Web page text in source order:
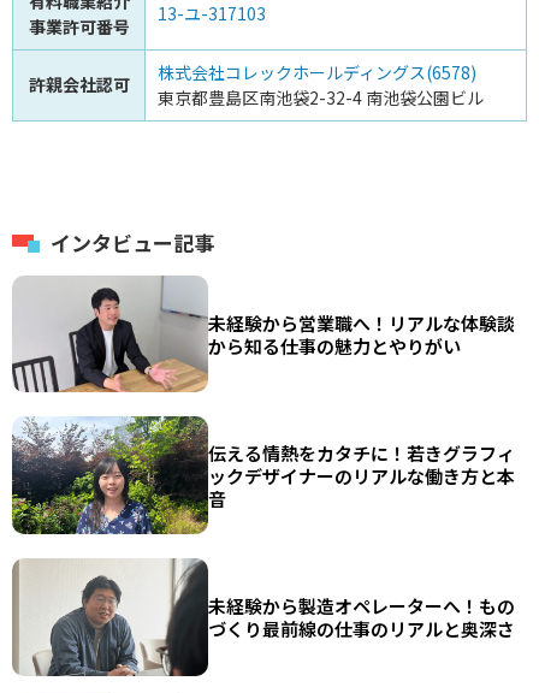
事業許可番号
13-ユ-317103
許親会社認可
株式会社コレックホールディングス(6578)
東京都豊島区南池袋2-32-4 南池袋公園ビル
インタビュー記事
未経験から営業職へ！リアルな体験談
から知る仕事の魅力とやりがい
伝える情熱をカタチに！若きグラフィ
ックデザイナーのリアルな働き方と本
音
未経験から製造オペレーターへ！もの
づくり最前線の仕事のリアルと奥深さ